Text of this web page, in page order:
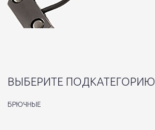
ВЫБЕРИТЕ ПОДКАТЕГОРИЮ
БРЮЧНЫЕ